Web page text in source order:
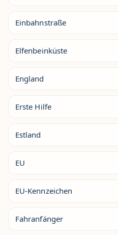
Einbahnstraße
Elfenbeinküste
England
Erste Hilfe
Estland
EU
EU-Kennzeichen
Fahranfänger